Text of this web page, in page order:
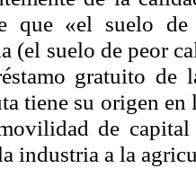
que «el suelo
(el suelo de peor
gratuito de
tiene su origen
de
industria a la